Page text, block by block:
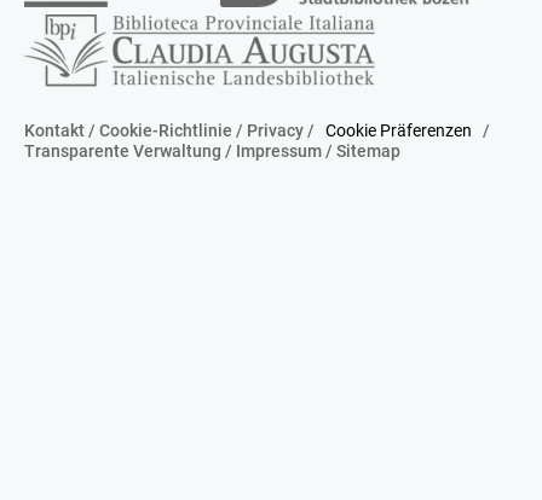
Kontakt/ Cookie-Richtlinie / Privacy/ Cookie Präferenzen
/
Transparente Verwaltung / Impressum/ Sitemap